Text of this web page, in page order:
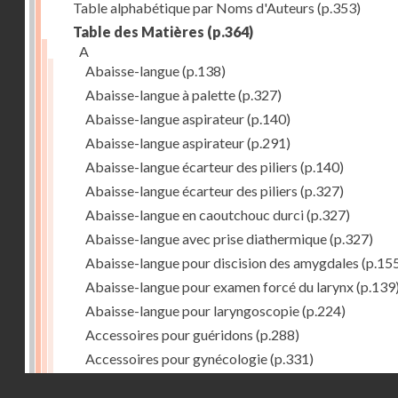
Table alphabétique par Noms d'Auteurs (p.353)
Table des Matières (p.364)
A
Abaisse-langue(p.138)
Abaisse-langue à palette(p.327)
Abaisse-langue aspirateur(p.140)
Abaisse-langue aspirateur(p.291)
Abaisse-langue écarteur des piliers (p.140)
Abaisse-langue écarteur des piliers (p.327)
Abaisse-langue en caoutchouc durci(p.327)
Abaisse-langue avec prise diathermique(p.327)
Abaisse-langue pour discision des amygdales
Abaisse-langue pour examen forcé du larynx
Abaisse-langue pour laryngoscopie(p.224)
Accessoires pour guéridons (p.288)
Accessoires pour gynécologie(p.331)